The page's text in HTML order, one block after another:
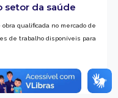
setor da saúde
qualificada no mercado de
de trabalho disponíveis para